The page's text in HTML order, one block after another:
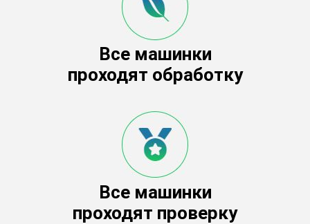
Все машинки
проходят обработку
Все машинки
проходят проверку